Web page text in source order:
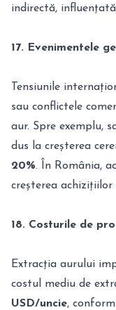
indirectă,
17. Evenimentele
Tensiunile
sau conflictele
aur. Spre exemplu,
dus la creșterea
20%. În România,
creșterea achizițiilor
18. Costurile de
Extracția aurului
costul mediu de
USD/uncie,